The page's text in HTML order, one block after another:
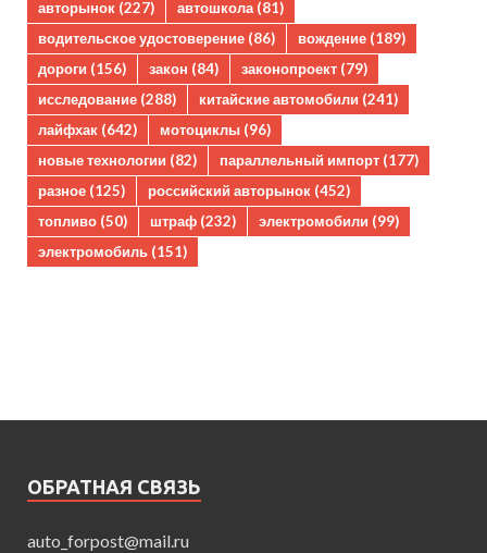
авторынок (227) автошкола(81)
водительское удостоверение (86) вождение (189)
дороги (156) закон (84) законопроект (79)
исследование (288) китайские автомобили (241)
лайфхак (642) мотоциклы (96)
новые технологии (82) параллельный импорт (177)
разное (125) российский авторынок (452)
топливо (50) штраф (232) электромобили (99)
электромобиль (151)
ОБРАТНАЯ СВЯЗЬ
auto_forpost@mail.ru